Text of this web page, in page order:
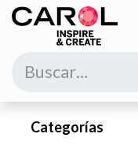
Ir al contenido
Categorías